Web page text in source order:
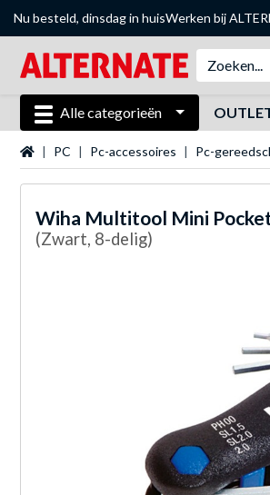
Nu besteld, dinsdag in huisWerken bij
Alle categorieën
Startpagina
PC Pc-accessoires Pc-
Wiha Multitool Mini
(Zwart, 8-delig)